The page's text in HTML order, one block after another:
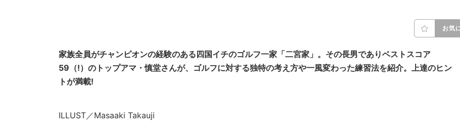
お気
家族全員がチャンピオンの経験のある四国イチのゴルフ一家「二宮家」。その長男でありベストスコア
59（!）のトップアマ・慎堂さんが、ゴルフに対する独特の考え方や一風変わった練習法を紹介。上達のヒン
トが満載!
ILLUST／Masaaki Takauji